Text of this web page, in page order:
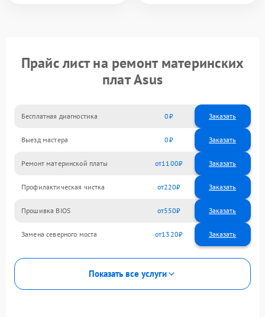
Прайс лист на ремонт материнских
плат Asus
Бесплатная диагностика 0 Заказать
Выезд мастера 0 Заказать
Ремонт материнской платы 1100
Профилактическая чистка 220
Прошивка BIOS 550
Замена северного моста 1320
Показать все услуги